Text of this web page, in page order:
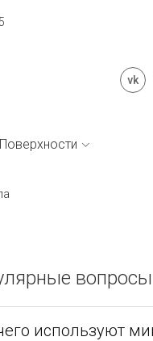
Поверхности
используют